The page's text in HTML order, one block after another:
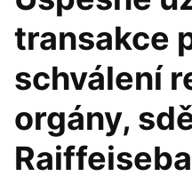
transakce
schválení
orgány,